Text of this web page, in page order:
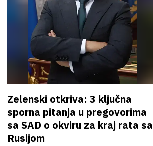
Zelenski otkriva: 3 ključna
sporna pitanja u pregovorima
sa SAD o okviru za kraj rata sa
Rusijom